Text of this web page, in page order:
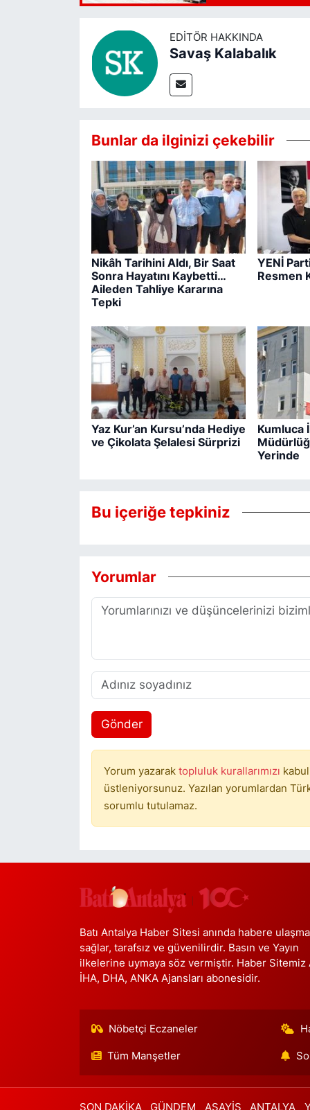
EDITÖR HAKKINDA
Savaş Kalabalık
Bunlar da ilginizi çekebilir
Nikâh Tarihini Aldı, Bir Saat
Sonra Hayatını Kaybetti…
Aileden Tahliye Kararına
Tepki
YENİ
Resmen
Yaz Kur’an Kursu’nda Hediye
ve Çikolata Şelalesi Sürprizi
Kumluca
Yerinde
Bu içeriğe tepkiniz
Yorumlar
Gönder
Yorum yazarak topluluk kurallarımızı
üstleniyorsunuz. Yazılan yorumlardan
sorumlu tutulamaz.
Batı Antalya Haber Sitesi anında habere
sağlar, tarafsız ve güvenilirdir. Basın ve Yayın
ilkelerine uymaya söz vermiştir. Haber Sitemiz
İHA, DHA, ANKA Ajansları abonesidir.
Nöbetçi Eczaneler
Tüm Manşetler
SON DAKİKA GÜNDEM ASAYİŞ ANTALYA